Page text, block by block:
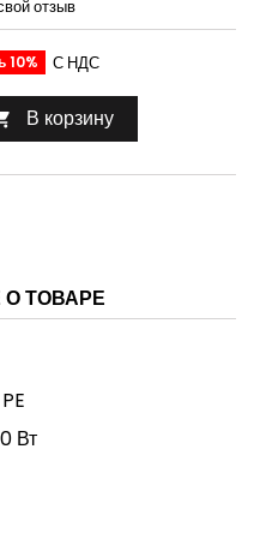
отзыв
10% С НДС
В корзину
ТОВАРЕ
Вт